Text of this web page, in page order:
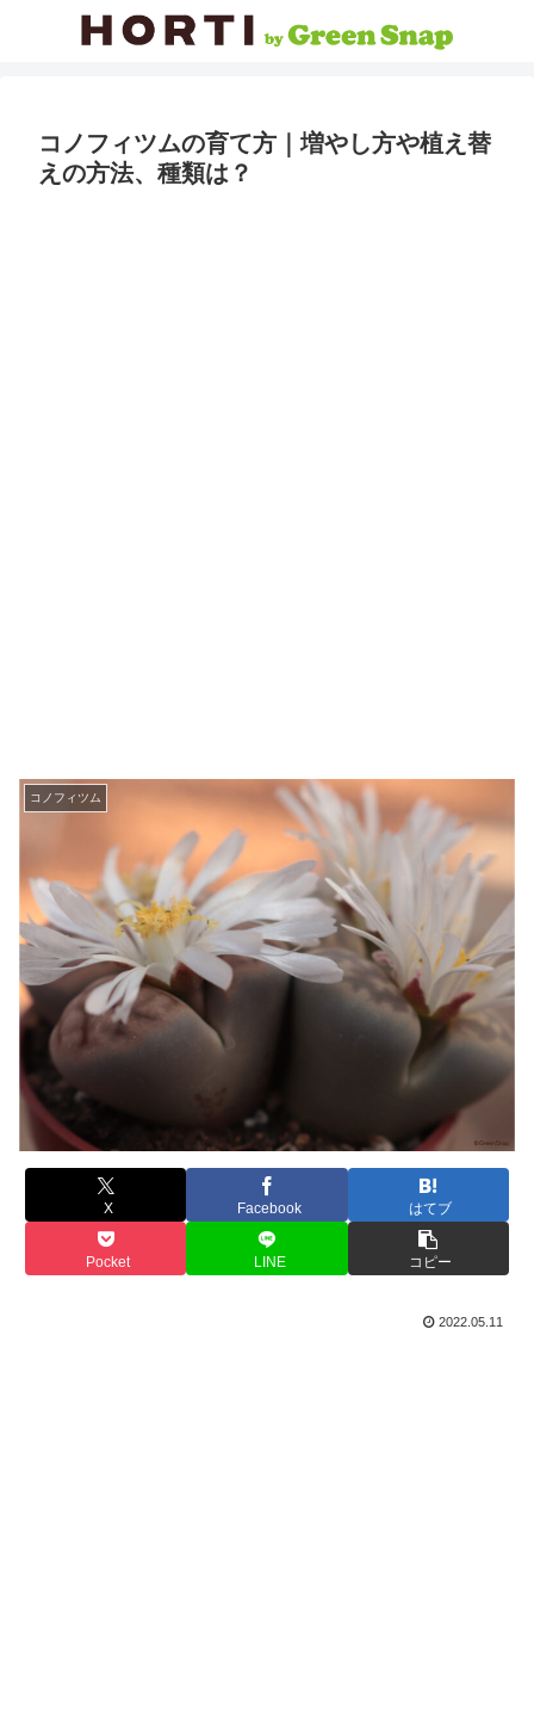
コノフィツムの育て方｜増やし方や植え替
えの方法、種類は？
コノフィツム
X Facebook はてブ
Pocket LINE コピー
2022.05.11